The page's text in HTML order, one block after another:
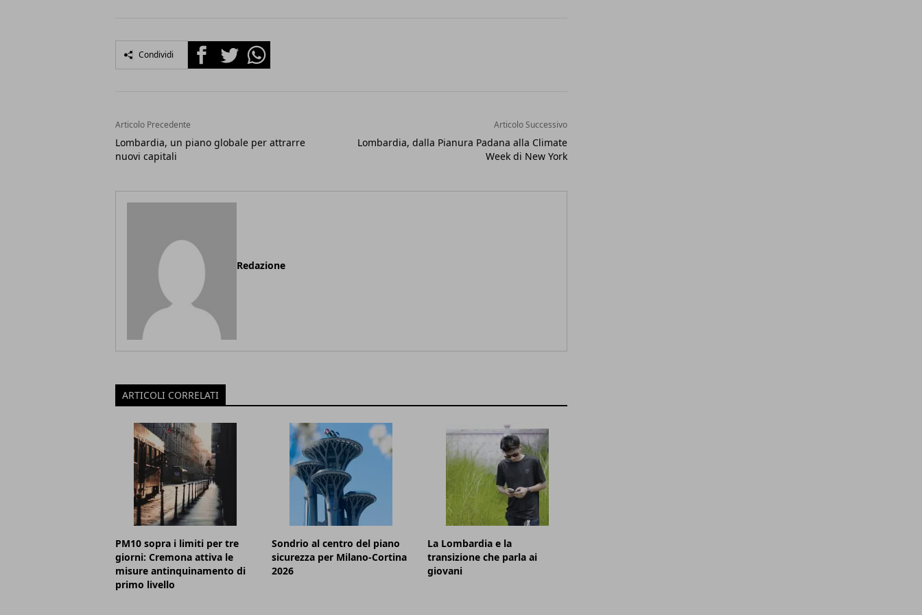
Condividi FacebookTwitterWhatsapp
Articolo Precedente
Lombardia, un piano globale per attrarre
nuovi capitali
Articolo Successivo
Lombardia, dalla Pianura Padana alla Climate
Week di New York
Redazione
ARTICOLI CORRELATI
PM10 sopra i limiti per tre
giorni: Cremona attiva le
misure antinquinamento di
primo livello
Sondrio al centro del piano
sicurezza per Milano-Cortina
2026
La Lombardia e la
transizione che parla ai
giovani